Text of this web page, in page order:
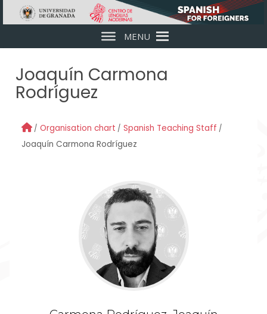
Skip to main content
MENU
Joaquín Carmona
Rodríguez
Organisation chart
Spanish Teaching Staff
Joaquín Carmona Rodríguez